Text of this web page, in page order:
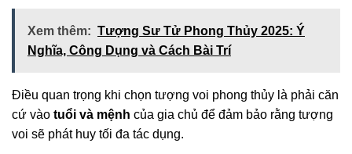
Xem thêm: Tượng Sư Tử Phong Thủy 2025: Ý
Nghĩa, Công Dụng và Cách Bài Trí
Điều quan trọng khi chọn tượng voi phong thủy là phải căn
cứ vào tuổi và mệnh của gia chủ để đảm bảo rằng tượng
voi sẽ phát huy tối đa tác dụng.